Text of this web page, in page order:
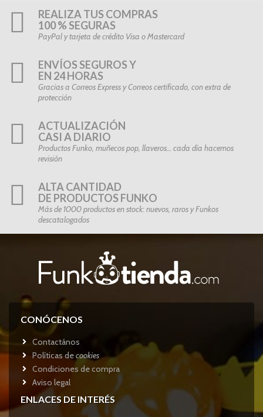
REALIZA TUS COMPRAS
100 % SEGURAS
PayPal y tarjeta de crédito Visa o Mastercard
ENVÍOS SEGUROS Y
EN 24 HORAS
Gracias a Correos Express y Correos certificado, con extra de
protección
ACTUALIZACIÓN
CASI A DIARIO
Productos Funko, muñecos pop, llaveros… cada día hacemos
revisión
ALTA CANTIDAD
DE PRODUCTOS FUNKO
Más de 1000 productos en stock: nuevos, raros y Funkos
descatalogados
CONÓCENOS
Contactános
Políticas decookies
Condiciones de compra
Aviso legal
ENLACES DE INTERÉS